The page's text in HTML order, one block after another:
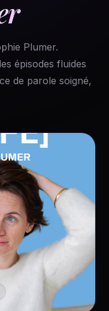
Plumer.
épisodes fluides
de parole soigné,